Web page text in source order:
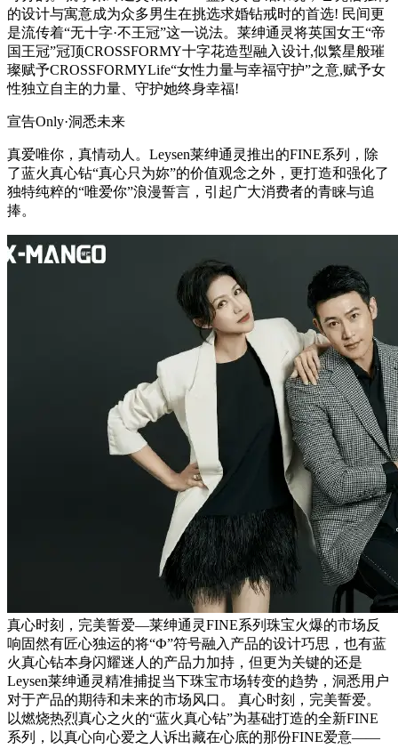
的设计与寓意成为众多男生在挑选求婚钻戒时的首选! 民间更
是流传着“无十字·不王冠”这一说法。莱绅通灵将英国女王“帝
国王冠”冠顶CROSSFORMY十字花造型融入设计,似繁星般璀
璨赋予CROSSFORMYLife“女性力量与幸福守护”之意,赋予女
性独立自主的力量、守护她终身幸福!
宣告Only·洞悉未来
真爱唯你，真情动人。Leysen莱绅通灵推出的FINE系列，除
了蓝火真心钻“真心只为妳”的价值观念之外，更打造和强化了
独特纯粹的“唯爱你”浪漫誓言，引起广大消费者的青睐与追
捧。
真心时刻，完美誓爱—莱绅通灵FINE系列珠宝火爆的市场反
响固然有匠心独运的将“Ф”符号融入产品的设计巧思，也有蓝
火真心钻本身闪耀迷人的产品力加持，但更为关键的还是
Leysen莱绅通灵精准捕捉当下珠宝市场转变的趋势，洞悉用户
对于产品的期待和未来的市场风口。 真心时刻，完美誓爱。
以燃烧热烈真心之火的“蓝火真心钻”为基础打造的全新FINE
系列，以真心向心爱之人诉出藏在心底的那份FINE爱意——